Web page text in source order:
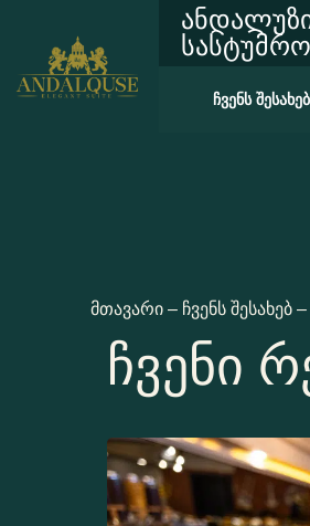
სასტუმრო
ჩვენს შესახებ
მთავარი – ჩვენს შესახებ –
ჩვენი